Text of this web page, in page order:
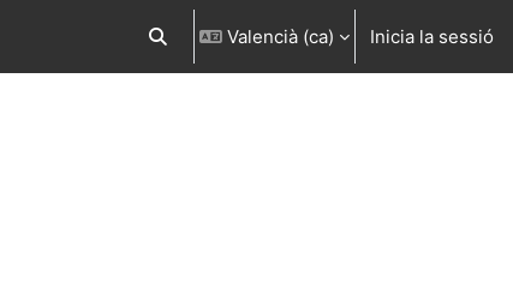
Commuta l'entrada de la cerca
Valencià ‎(ca)‎ Inicia la sessió